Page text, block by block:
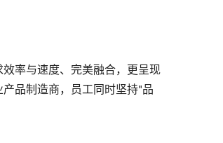
率与速度、完美融合，更呈现
品制造商，员工同时坚持"品